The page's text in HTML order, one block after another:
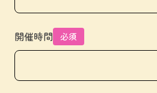
開催時間 必須